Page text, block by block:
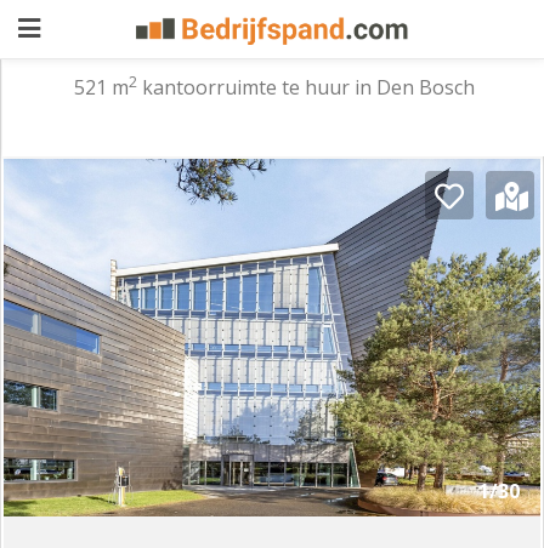
Waarom
adverteren
Premium
adverteren
Blog
Registreren
Login
521 m2 kantoorruimte te huur in Den Bosch
1/30